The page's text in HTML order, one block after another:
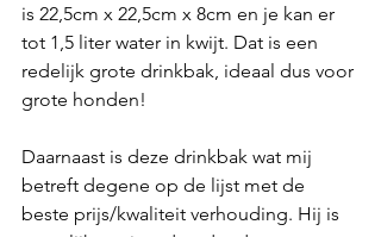
is 22,5cm x 22,5cm x 8cm en je kan er
tot 1,5 liter water in kwijt. Dat is een
redelijk grote drinkbak, ideaal dus voor
grote honden!
Daarnaast is deze drinkbak wat mij
betreft degene op de lijst met de
beste prijs/kwaliteit verhouding. Hij is